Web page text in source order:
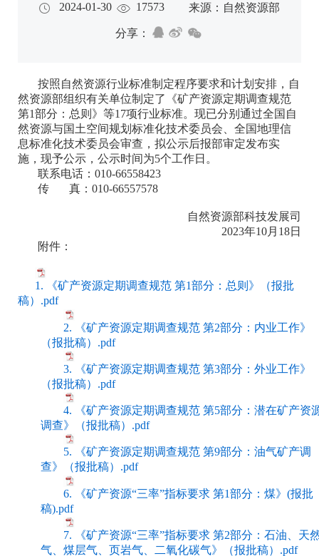
2024-01-30 17573 来源：自然资源部
分享：
按照自然资源行业标准制定程序要求和计划安排，自
然资源部组织有关单位制定了《矿产资源定期调查规范
第1部分：总则》等17项行业标准。现已分别通过全国自
然资源与国土空间规划标准化技术委员会、全国地理信
息标准化技术委员会审查，拟公示后报部审定发布实
施，现予公示，公示时间为5个工作日。
联系电话：010-66558423
传 真：010-66557578
自然资源部科技发展司
2023年10月18日
附件：
1. 《矿产资源定期调查规范 第1部分：总则》（报批
稿）.pdf
2. 《矿产资源定期调查规范 第2部分：内业工作》
（报批稿）.pdf
3. 《矿产资源定期调查规范 第3部分：外业工作》
（报批稿）.pdf
4. 《矿产资源定期调查规范 第5部分：潜在矿产资
调查》（报批稿）.pdf
5. 《矿产资源定期调查规范 第9部分：油气矿产调
查》（报批稿）.pdf
6. 《矿产资源“三率”指标要求 第1部分：煤》(报批
稿).pdf
7. 《矿产资源“三率”指标要求 第2部分：石油、天
气、煤层气、页岩气、二氧化碳气》（报批稿）.pdf